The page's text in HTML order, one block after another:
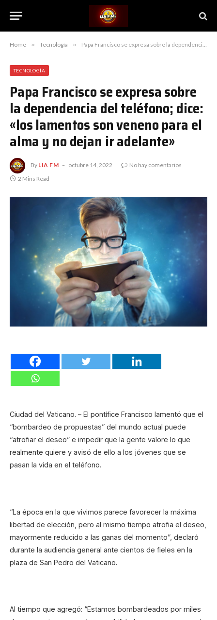
Home » Tecnología » Papa Francisco se expresa sobre la dependencia del teléfono; dice: «los lamentos son veneno para el alma y no dejan ir adelante»
TECNOLOGÍA
Papa Francisco se expresa sobre
la dependencia del teléfono; dice:
«los lamentos son veneno para el
alma y no dejan ir adelante»
By LIA FM octubre 14, 2022
No hay comentarios
2 Mins Read
Ciudad del Vaticano. – El pontífice Francisco lamentó que el
“bombardeo de propuestas” del mundo actual puede
“atrofiar el deseo” e impedir que la gente valore lo que
realmente quiere y avisó de ello a los jóvenes que se
pasan la vida en el teléfono.
“La época en la que vivimos parece favorecer la máxima
libertad de elección, pero al mismo tiempo atrofia el deseo,
mayormente reducido a las ganas del momento”, declaró
durante la audiencia general ante cientos de fieles en la
plaza de San Pedro del Vaticano.
Al tiempo que agregó: “Estamos bombardeados por miles